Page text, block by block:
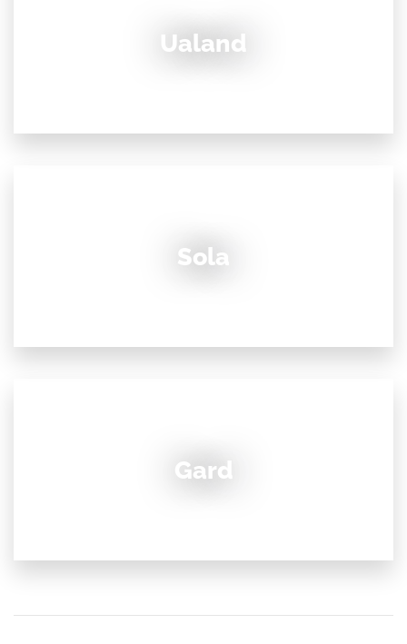
Ualand
Sola
Gard